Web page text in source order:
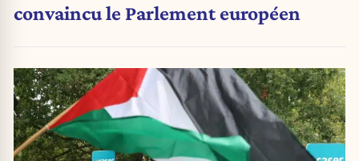
convaincu le Parlement européen